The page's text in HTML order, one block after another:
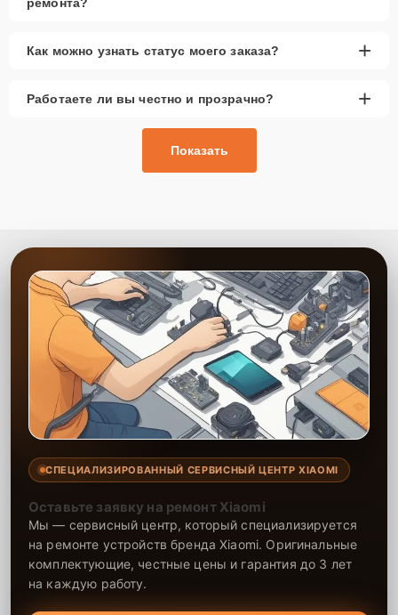
Как можно узнать статус моего заказа? +
Работаете ли вы честно и прозрачно? +
Показать
СПЕЦИАЛИЗИРОВАННЫЙ СЕРВИСНЫЙ ЦЕНТР XIAOMI
Оставьте заявку на ремонт Xiaomi
Мы — сервисный центр, который специализируется
на ремонте устройств бренда Xiaomi. Оригинальные
комплектующие, честные цены и гарантия до 3 лет
на каждую работу.